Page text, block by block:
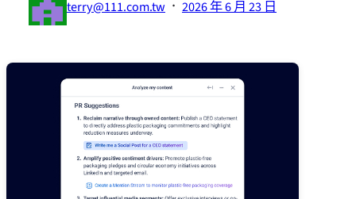
terry@111.com.tw · 2026 年 6 月 23 日